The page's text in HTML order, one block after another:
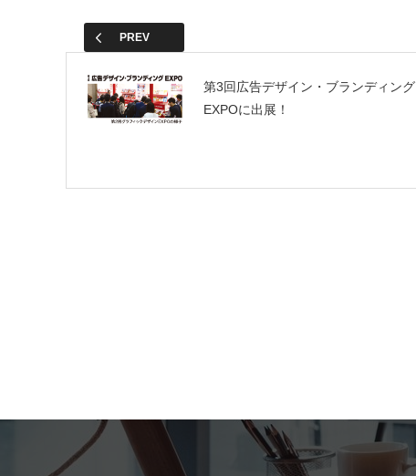
o
k
PREV
第3回広告デザイン・ブランディング
EXPOに出展！